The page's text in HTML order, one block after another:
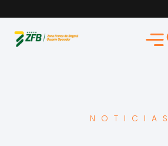
NOTICIAS